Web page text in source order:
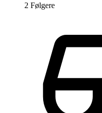
2 Følgere